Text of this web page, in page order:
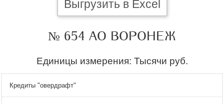
Выгрузить в Excel
№ 654 АО ВОРОНЕЖ
Единицы измерения: Тысячи руб.
Кредиты "овердрафт"